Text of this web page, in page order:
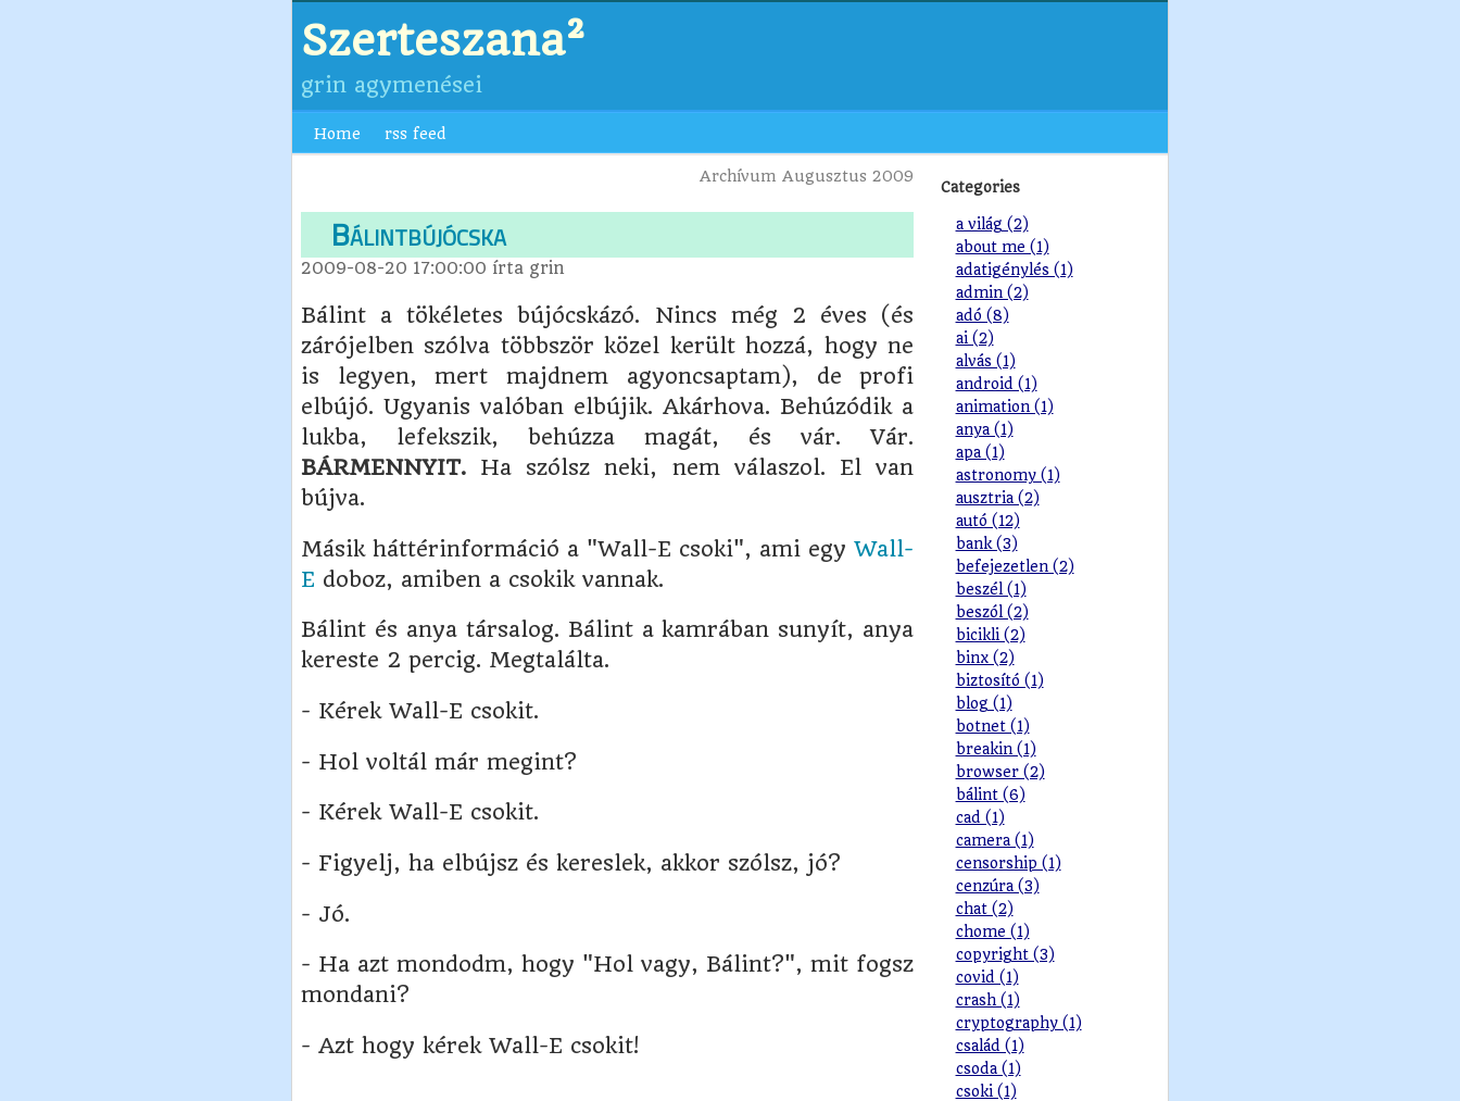
Szerteszana²
grin agymenései
Home rss feed
Archívum Augusztus 2009
Bálintbújócska
2009-08-20 17:00:00 írta grin
Bálint a tökéletes bújócskázó. Nincs még 2 éves (és
zárójelben szólva többször közel került hozzá, hogy ne
is legyen, mert majdnem agyoncsaptam), de profi
elbújó. Ugyanis valóban elbújik. Akárhova. Behúzódik a
lukba, lefekszik, behúzza magát, és vár. Vár.
BÁRMENNYIT.Ha szólsz neki, nem válaszol. El van
bújva.
Másik háttérinformáció a "Wall-E csoki", ami egyWall-
E doboz, amiben a csokik vannak.
Bálint és anya társalog. Bálint a kamrában sunyít, anya
kereste 2 percig. Megtalálta.
- Kérek Wall-E csokit.
- Hol voltál már megint?
- Kérek Wall-E csokit.
- Figyelj, ha elbújsz és kereslek, akkor szólsz, jó?
- Jó.
- Ha azt mondodm, hogy "Hol vagy, Bálint?", mit fogsz
mondani?
- Azt hogy kérek Wall-E csokit!
Categories
a világ (2)
about me (1)
adatigénylés (1)
admin (2)
adó (8)
ai (2)
alvás (1)
android (1)
animation (1)
anya (1)
apa (1)
astronomy (1)
ausztria (2)
autó (12)
bank (3)
befejezetlen (2)
beszél (1)
beszól (2)
bicikli (2)
binx (2)
biztosító (1)
blog (1)
botnet (1)
breakin (1)
browser (2)
bálint (6)
cad (1)
camera (1)
censorship (1)
cenzúra (3)
chat (2)
chome (1)
copyright (3)
covid (1)
crash (1)
cryptography (1)
család (1)
csoda (1)
csoki (1)